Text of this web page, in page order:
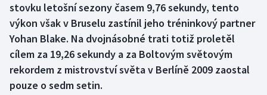
Box
Curling
Dostihy
stovku letošní sezony časem 9,76 sekundy, tento
výkon však v Bruselu zastínil jeho tréninkový partner
Yohan Blake. Na dvojnásobné trati totiž proletěl
cílem za 19,26 sekundy a za Boltovým světovým
rekordem z mistrovství světa v Berlíně 2009 zaostal
pouze o sedm setin.